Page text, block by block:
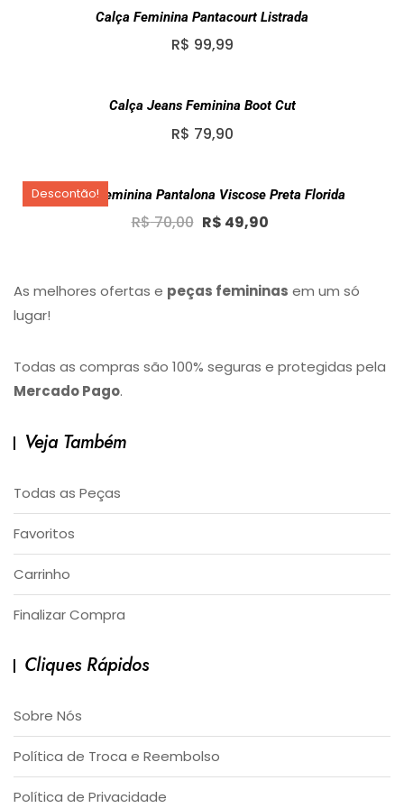
Calça Feminina Pantacourt Listrada
R$ 99,99
Calça Jeans Feminina Boot Cut
R$ 79,90
Descontão!
Calça Feminina Pantalona Viscose Preta Florida
R$70,00 Original
R$ 70,00.
R$ 49,90
R$ 49,90.
As melhores ofertas e peças femininas em um só
lugar!
Todas as compras são 100% seguras e protegidas pela
Mercado Pago.
Veja Também
Todas as Peças
Favoritos
Carrinho
Finalizar Compra
Cliques Rápidos
Sobre Nós
Política de Troca e Reembolso
Política de Privacidade